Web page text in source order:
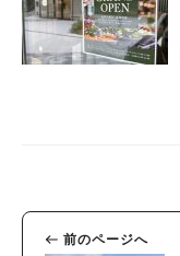
前のページへ